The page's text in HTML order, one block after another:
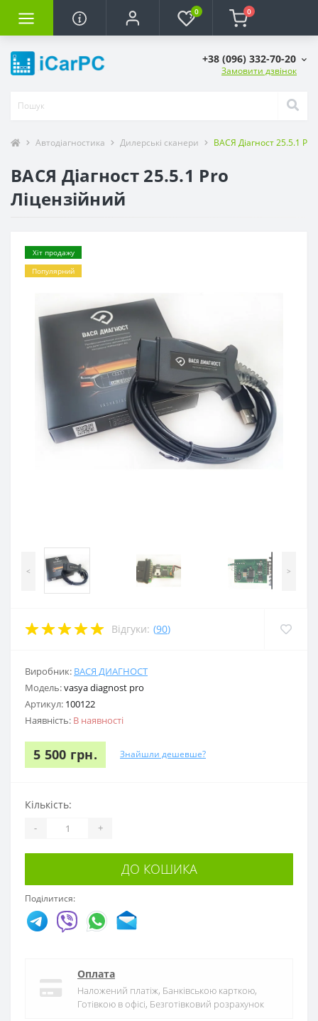
0 0
+38 (096) 332-70-20
Замовити дзвінок
Автодіагностика Дилерські сканери ВАСЯ Діагност 25.5.1
ВАСЯ Діагност 25.5.1 Pro
Ліцензійний
Хіт продажу
Популярний
< >
Відгуки: (90)
Виробник: ВАСЯ ДИАГНОСТ
Модель:vasya diagnost pro
Артикул: 100122
Наявність: В наявності
5 500 грн. Знайшли дешевше?
Кількість:
- +
ДО КОШИКА
Поділитися:
Оплата
Наложений платіж, Банківською карткою,
Готівкою в офісі, Безготівковий розрахунок